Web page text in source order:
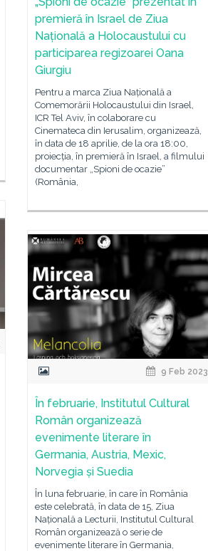
premieră în Israel de Ziua
Națională a Holocaustului cu
participarea regizoarei Oana
Giurgiu
Pentru a marca Ziua Națională a
Comemorării Holocaustului din Israel,
ICR Tel Aviv, în colaborare cu
Cinemateca din Ierusalim, organizează,
în data de 18 aprilie, de la ora 18:00,
proiecția, în premieră în Israel, a filmului
documentar „Spioni de ocazie”
(România,
9 Feb 2023
În februarie, Institutul Cultural
Român organizează
evenimente literare în
Germania, Austria, Mexic,
Norvegia și Suedia
În luna februarie, în care în România
este celebrată, în data de 15, Ziua
Națională a Lecturii, Institutul Cultural
Român organizează o serie de
evenimente literare în Germania,